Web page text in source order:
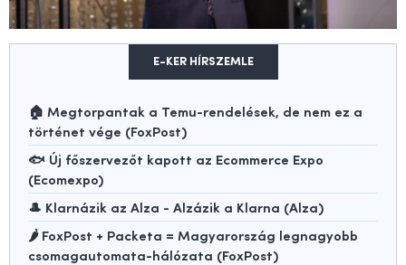
E-KER HÍRSZEMLE
🏠 Megtorpantak a Temu-rendelések, de nem ez a
történet vége (FoxPost)
🐟 Új főszervezőt kapott az Ecommerce Expo
(Ecomexpo)
🎩 Klarnázik az Alza - Alzázik a Klarna (Alza)
🌶️ FoxPost + Packeta = Magyarország legnagyobb
csomagautomata-hálózata (FoxPost)